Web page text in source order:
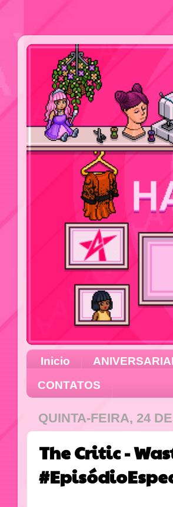
Inicio
CONTATOS
QUINTA-FEIRA, 24
The Critic -